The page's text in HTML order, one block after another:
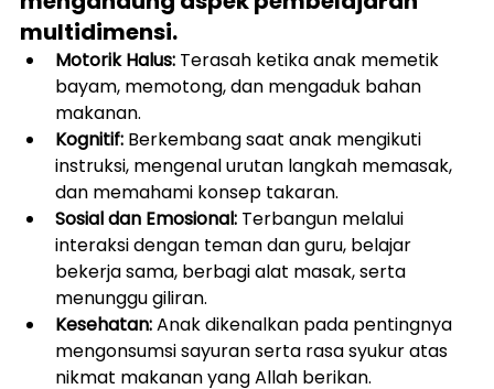
multidimensi.
Motorik Halus: Terasah ketika anak memetik
bayam, memotong, dan mengaduk bahan
makanan.
Kognitif: Berkembang saat anak mengikuti
instruksi, mengenal urutan langkah memasak,
dan memahami konsep takaran.
Sosial dan Emosional: Terbangun melalui
interaksi dengan teman dan guru, belajar
bekerja sama, berbagi alat masak, serta
menunggu giliran.
Kesehatan: Anak dikenalkan pada pentingnya
mengonsumsi sayuran serta rasa syukur atas
nikmat makanan yang Allah berikan.